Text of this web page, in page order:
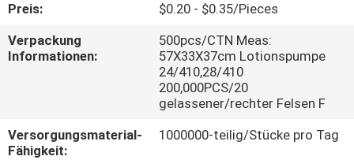
QUALITÄTSKONTROLLE
UNS
Preis:
$0.20 - $0.35/Pieces
Verpackung
Informationen:
500pcs/CTN Meas:
57X33X37cm Lotionspumpe
24/410,28/410
200,000PCS/20
gelassener/rechter Felsen F
Versorgungsmaterial-
Fähigkeit:
1000000-teilig/Stücke pro Tag